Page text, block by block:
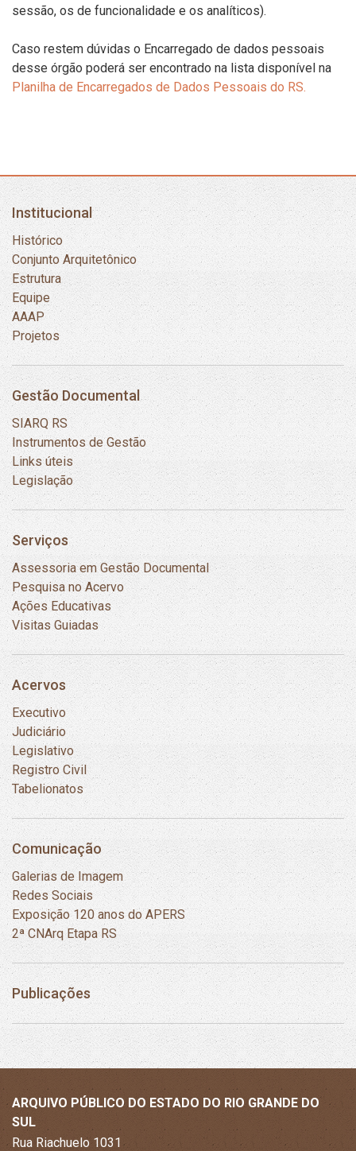
sessão, os de funcionalidade e os analíticos).
Caso restem dúvidas o Encarregado de dados pessoais
desse órgão poderá ser encontrado na lista disponível na
Planilha de Encarregados de Dados Pessoais do RS.
Institucional
Histórico
Conjunto Arquitetônico
Estrutura
Equipe
AAAP
Projetos
Gestão Documental
SIARQ RS
Instrumentos de Gestão
Links úteis
Legislação
Serviços
Assessoria em Gestão Documental
Pesquisa no Acervo
Ações Educativas
Visitas Guiadas
Acervos
Executivo
Judiciário
Legislativo
Registro Civil
Tabelionatos
Comunicação
Galerias de Imagem
Redes Sociais
Exposição 120 anos do APERS
2ª CNArq Etapa RS
Publicações
ARQUIVO PÚBLICO DO ESTADO DO RIO GRANDE DO
SUL
Rua Riachuelo 1031